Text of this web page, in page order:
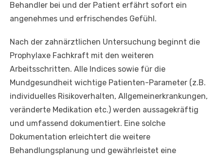
Behandler bei und der Patient erfährt sofort ein
angenehmes und erfrischendes Gefühl.
Nach der zahnärztlichen Untersuchung beginnt die
Prophylaxe Fachkraft mit den weiteren
Arbeitsschritten. Alle Indices sowie für die
Mundgesundheit wichtige Patienten-Parameter (z.B.
individuelles Risikoverhalten, Allgemeinerkrankungen,
veränderte Medikation etc.) werden aussagekräftig
und umfassend dokumentiert. Eine solche
Dokumentation erleichtert die weitere
Behandlungsplanung und gewährleistet eine